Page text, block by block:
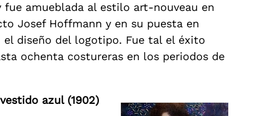
amueblada al estilo art-nouveau en
Josef Hoffmann y en su puesta en
diseño del logotipo. Fue tal el éxito
ochenta costureras en los periodos de
azul (1902)